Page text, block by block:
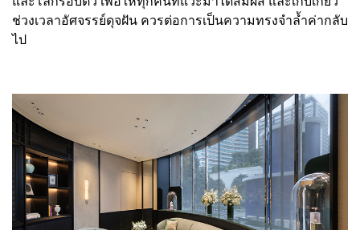
ช่วงเวลาอัศจรรย์ดุจฝัน ควรต่อการเป็นความทรงจำล้ำค่ากลับ
ไป